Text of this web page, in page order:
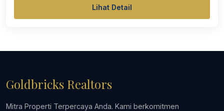
Lihat Detail
Goldbricks Realtors
Mitra Properti Terpercaya Anda. Kami berkomitmen